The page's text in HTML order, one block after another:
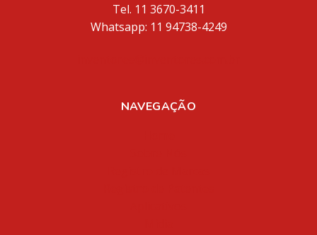
Tel. 11 3670-3411
Whatsapp: 11 94738-4249
NAVEGAÇÃO